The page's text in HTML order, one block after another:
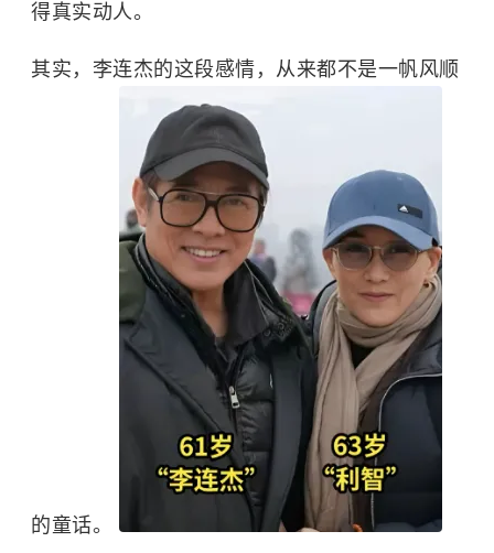
得真实动人。
其实， 李连杰的这段感情，从来都不是一帆风顺
的童话。